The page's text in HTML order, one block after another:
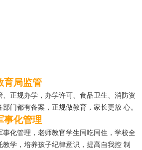
育局监管
、正规办学，办学许可、食品卫生、消防资
门都有备案，正规做教育，家长更放 心。
事化管理
事化管理，老师教官学生同吃同住，学校全
教学，培养孩子纪律意识，提高自我控 制